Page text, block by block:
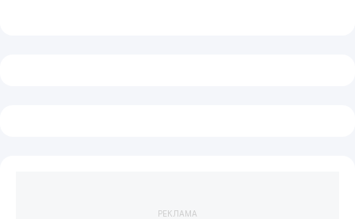
РЕКЛАМА